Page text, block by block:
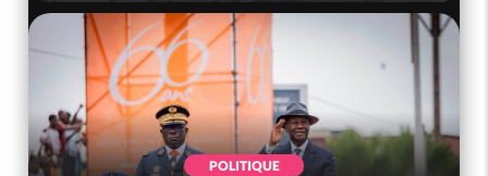
POLITIQUE